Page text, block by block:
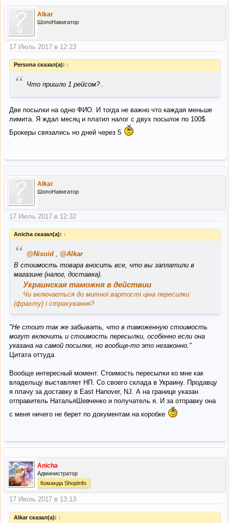
Alkar
ШопоНавигатор
17 Июль 2017 в 12:23
Persona сказал(а): ↑
“ Что пришло 1 рейсом? .
Две посылки на одно ФИО. И тогда не важно что каждая меньше
лимита. Я ждал месяц и платил налог с двух посылок по 100$.
Брокеры связались но дней через 5
Alkar
ШопоНавигатор
17 Июль 2017 в 12:32
Anicha сказал(а): ↑
“ @Nixoid , @Alkar
В стоимость товара вносить все, что вы заплатили в
магазине (налог, доставка).
Украинская таможня в действии
Чи включається до митної вартості ціна пересилки
(фрахту) і страхування?
"Не стоит так же забывать, что в таможенную стоимость
могут включить и стоимость пересылки, особенно если она
указана на самой посылке, но вообще-то это незаконно."
Цитата оттуда.
Вообще интересный момент. Стоимость пересылки ко мне как
владельцу выставляет НП. Со своего склада в Украину. Продавцу
я плачу за доставку в East Hanover, NJ. А на границе указан
отправитель НатальяШевченко и получатель я. И за отправку она
с меня ничего не берет по документам на коробке
Anicha
Администратор
Команда ShopInfo
17 Июль 2017 в 13:13
Alkar сказал(а): ↑